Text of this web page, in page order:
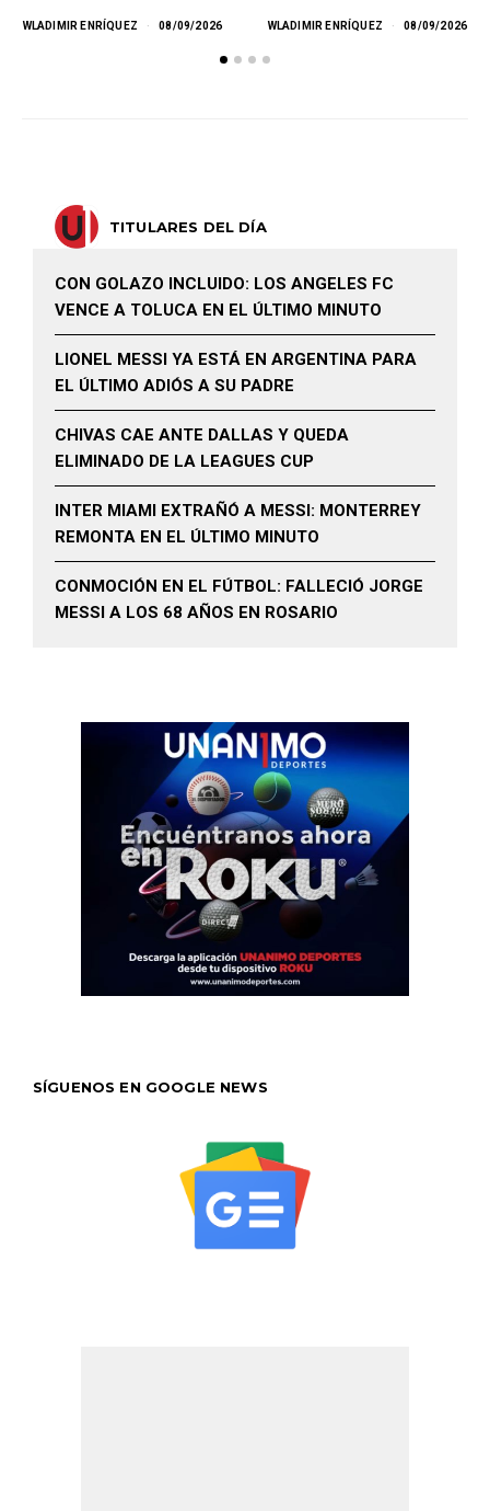
WLADIMIR ENRÍQUEZ 08/09/2026 WLADIMIR ENRÍQUEZ 08/09/2026
TITULARES DEL DÍA
CON GOLAZO INCLUIDO: LOS ANGELES FC
VENCE A TOLUCA EN EL ÚLTIMO MINUTO
LIONEL MESSI YA ESTÁ EN ARGENTINA PARA
EL ÚLTIMO ADIÓS A SU PADRE
CHIVAS CAE ANTE DALLAS Y QUEDA
ELIMINADO DE LA LEAGUES CUP
INTER MIAMI EXTRAÑÓ A MESSI: MONTERREY
REMONTA EN EL ÚLTIMO MINUTO
CONMOCIÓN EN EL FÚTBOL: FALLECIÓ JORGE
MESSI A LOS 68 AÑOS EN ROSARIO
SÍGUENOS EN GOOGLE NEWS